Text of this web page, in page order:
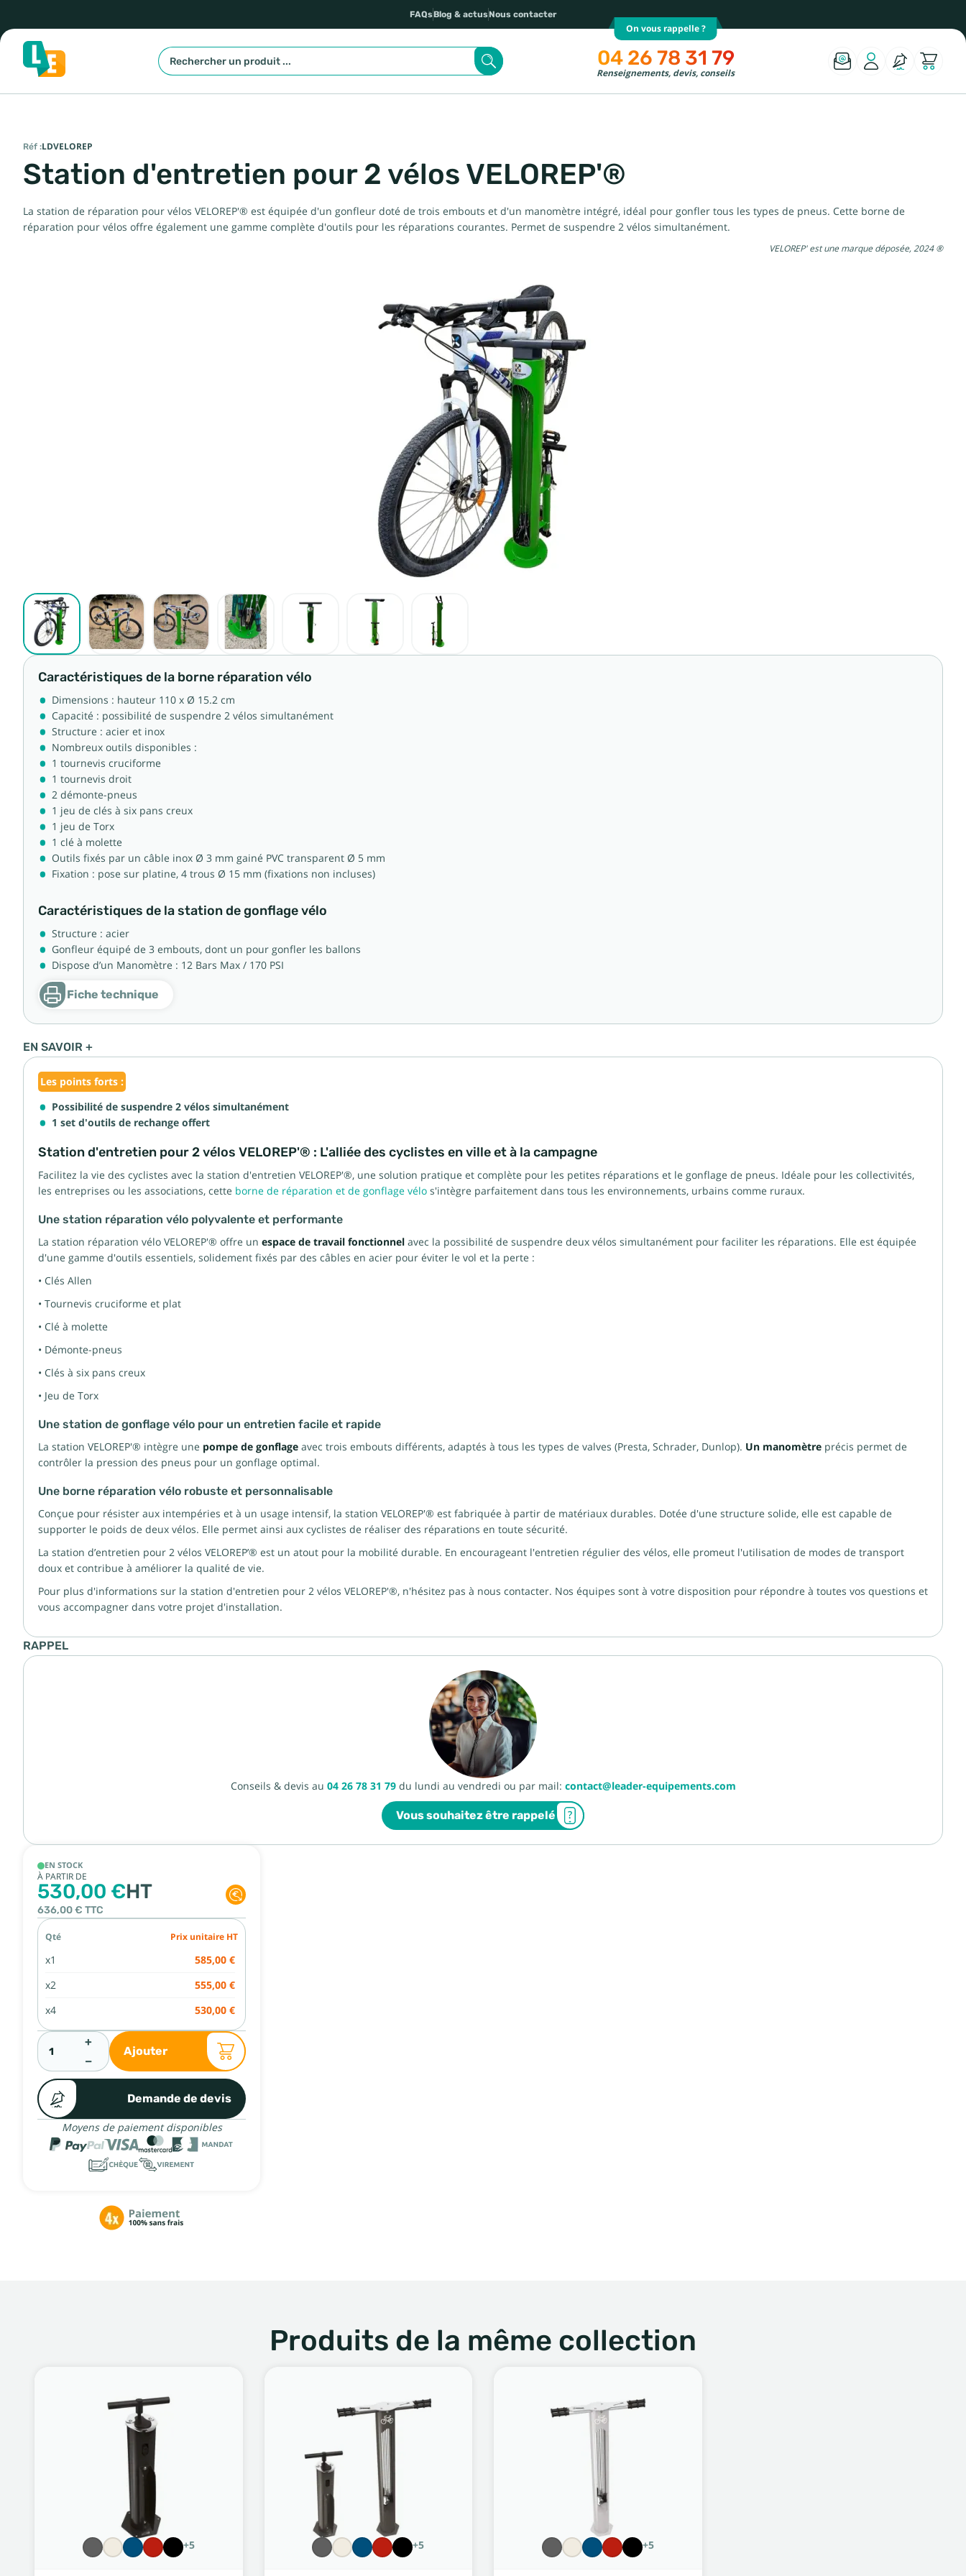
FAQsBlog & actusNous contacter
On vous rappelle ?
04 26 78 31 79
Renseignements, devis, conseils
EN STOCK
À PARTIR DE
530,00 €HT
636,00 € TTC
Qté Prix unitaire HT
x1 585,00 €
x2 555,00 €
x4 530,00 €
+
−
Ajouter
Demande de devis
Moyens de paiement disponibles
Réf :LDVELOREP
Station d'entretien pour 2 vélos VELOREP'®
La station de réparation pour vélos VELOREP'® est équipée d'un gonfleur doté de trois embouts et d'un manomètre intégré, idéal pour gonfler tous les types de pneus. Cette borne de
réparation pour vélos offre également une gamme complète d'outils pour les réparations courantes. Permet de suspendre 2 vélos simultanément.
VELOREP' est une marque déposée, 2024 ®
Caractéristiques de la borne réparation vélo
Dimensions : hauteur 110 x Ø 15.2 cm
Capacité : possibilité de suspendre 2 vélos simultanément
Structure : acier et inox
Nombreux outils disponibles :
1 tournevis cruciforme
1 tournevis droit
2 démonte-pneus
1 jeu de clés à six pans creux
1 jeu de Torx
1 clé à molette
Outils fixés par un câble inox Ø 3 mm gainé PVC transparent Ø 5 mm
Fixation : pose sur platine, 4 trous Ø 15 mm (fixations non incluses)
Caractéristiques de la station de gonflage vélo
Structure : acier
Gonfleur équipé de 3 embouts, dont un pour gonfler les ballons
Dispose d’un Manomètre : 12 Bars Max / 170 PSI
Fiche technique
EN SAVOIR +
Les points forts :
Possibilité de suspendre 2 vélos simultanément
1 set d'outils de rechange offert
Station d'entretien pour 2 vélos VELOREP'® : L'alliée des cyclistes en ville et à la campagne
Facilitez la vie des cyclistes avec la station d'entretien VELOREP'®, une solution pratique et complète pour les petites réparations et le gonflage de pneus. Idéale pour les collectivités,
les entreprises ou les associations, cette borne de réparation et de gonflage vélo s'intègre parfaitement dans tous les environnements, urbains comme ruraux.
Une station réparation vélo polyvalente et performante
La station réparation vélo VELOREP'® offre un espace de travail fonctionnel avec la possibilité de suspendre deux vélos simultanément pour faciliter les réparations. Elle est équipée
d'une gamme d'outils essentiels, solidement fixés par des câbles en acier pour éviter le vol et la perte :
• Clés Allen
• Tournevis cruciforme et plat
• Clé à molette
• Démonte-pneus
• Clés à six pans creux
• Jeu de Torx
Une station de gonflage vélo pour un entretien facile et rapide
La station VELOREP'® intègre une pompe de gonflage avec trois embouts différents, adaptés à tous les types de valves (Presta, Schrader, Dunlop). Un manomètre précis permet de
contrôler la pression des pneus pour un gonflage optimal.
Une borne réparation vélo robuste et personnalisable
Conçue pour résister aux intempéries et à un usage intensif, la station VELOREP'® est fabriquée à partir de matériaux durables. Dotée d'une structure solide, elle est capable de
supporter le poids de deux vélos. Elle permet ainsi aux cyclistes de réaliser des réparations en toute sécurité.
La station d’entretien pour 2 vélos VELOREP’® est un atout pour la mobilité durable. En encourageant l'entretien régulier des vélos, elle promeut l'utilisation de modes de transport
doux et contribue à améliorer la qualité de vie.
Pour plus d'informations sur la station d'entretien pour 2 vélos VELOREP'®, n'hésitez pas à nous contacter. Nos équipes sont à votre disposition pour répondre à toutes vos questions et
vous accompagner dans votre projet d'installation.
RAPPEL
Conseils & devis au 04 26 78 31 79du lundi au vendredi ou par mail: contact@leader-equipements.com
Vous souhaitez être rappelé
Produits de la même collection
+5 +5 +5